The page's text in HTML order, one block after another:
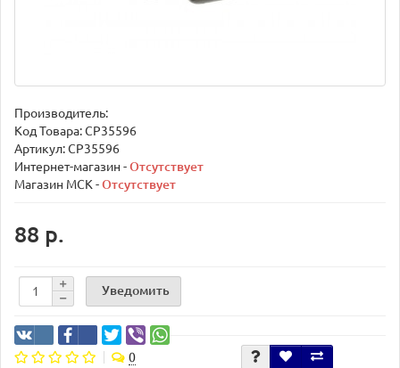
Производитель:
Код Товара:CP35596
Артикул: CP35596
Интернет-магазин -Отсутствует
Магазин МСК -Отсутствует
88 р.
Уведомить
0